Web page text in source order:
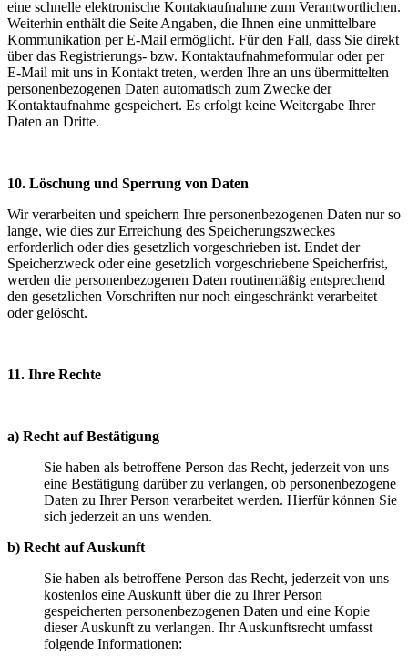
eine schnelle elektronische Kontaktaufnahme zum Verantwortlichen.
Weiterhin enthält die Seite Angaben, die Ihnen eine unmittelbare
Kommunikation per E-Mail ermöglicht. Für den Fall, dass Sie direkt
über das Registrierungs- bzw. Kontaktaufnahmeformular oder per
E-Mail mit uns in Kontakt treten, werden Ihre an uns übermittelten
personenbezogenen Daten automatisch zum Zwecke der
Kontaktaufnahme gespeichert. Es erfolgt keine Weitergabe Ihrer
Daten an Dritte.
10. Löschung und Sperrung von Daten
Wir verarbeiten und speichern Ihre personenbezogenen Daten nur so
lange, wie dies zur Erreichung des Speicherungszweckes
erforderlich oder dies gesetzlich vorgeschrieben ist. Endet der
Speicherzweck oder eine gesetzlich vorgeschriebene Speicherfrist,
werden die personenbezogenen Daten routinemäßig entsprechend
den gesetzlichen Vorschriften nur noch eingeschränkt verarbeitet
oder gelöscht.
11. Ihre Rechte
a) Recht auf Bestätigung
Sie haben als betroffene Person das Recht, jederzeit von uns
eine Bestätigung darüber zu verlangen, ob personenbezogene
Daten zu Ihrer Person verarbeitet werden. Hierfür können Sie
sich jederzeit an uns wenden.
b) Recht auf Auskunft
Sie haben als betroffene Person das Recht, jederzeit von uns
kostenlos eine Auskunft über die zu Ihrer Person
gespeicherten personenbezogenen Daten und eine Kopie
dieser Auskunft zu verlangen. Ihr Auskunftsrecht umfasst
folgende Informationen: